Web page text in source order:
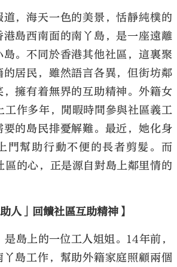
，海天一色的美景，恬靜純樸的
島西南面的南丫島，是一座遠離
。不同於香港其他社區，這裏聚
居民，雖然語言各異，但街坊鄰
，擁有着無界的互助精神。外籍女
作多年，閒暇時間參與社區義工
的島民排憂解難。最近，她化身
門幫助行動不便的長者剪髮。而
的心，正是源自對島上鄰里情的
人」回饋社區互助精神】
島上的一位工人姐姐。14年前，
島工作，幫助外籍家庭照顧兩個